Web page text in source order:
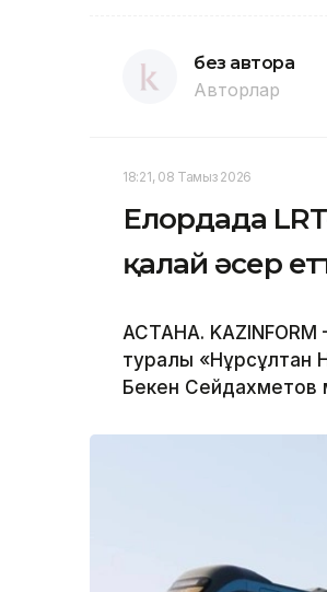
без автора
Авторлар
18:21, 08 Тамыз 2026
Елордада
қалай әсер
АСТАНА.
туралы «Нұрсұлтан
Бекен Сейдахметов